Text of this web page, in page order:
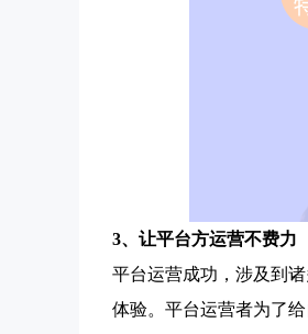
3、让平台方运营不费力
平台运营成功，涉及到
体验。平台运营者为了